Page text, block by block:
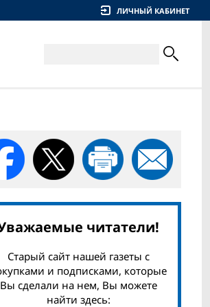
читатели!
Старый сайт нашей газеты с
и подписками, которые
Вы сделали на нем, Вы можете
найти здесь:
ЛИЧНЫЙ КАБИНЕТ